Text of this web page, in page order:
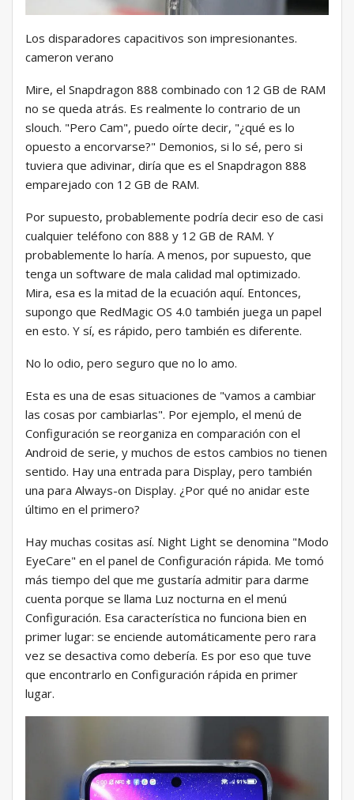
Los disparadores capacitivos son impresionantes.
cameron verano
Mire, el Snapdragon 888 combinado con 12 GB de RAM
no se queda atrás. Es realmente lo contrario de un
slouch. "Pero Cam", puedo oírte decir, "¿qué es lo
opuesto a encorvarse?" Demonios, si lo sé, pero si
tuviera que adivinar, diría que es el Snapdragon 888
emparejado con 12 GB de RAM.
Por supuesto, probablemente podría decir eso de casi
cualquier teléfono con 888 y 12 GB de RAM. Y
probablemente lo haría. A menos, por supuesto, que
tenga un software de mala calidad mal optimizado.
Mira, esa es la mitad de la ecuación aquí. Entonces,
supongo que RedMagic OS 4.0 también juega un papel
en esto. Y sí, es rápido, pero también es diferente.
No lo odio, pero seguro que no lo amo.
Esta es una de esas situaciones de "vamos a cambiar
las cosas por cambiarlas". Por ejemplo, el menú de
Configuración se reorganiza en comparación con el
Android de serie, y muchos de estos cambios no tienen
sentido. Hay una entrada para Display, pero también
una para Always-on Display. ¿Por qué no anidar este
último en el primero?
Hay muchas cositas así. Night Light se denomina "Modo
EyeCare" en el panel de Configuración rápida. Me tomó
más tiempo del que me gustaría admitir para darme
cuenta porque se llama Luz nocturna en el menú
Configuración. Esa característica no funciona bien en
primer lugar: se enciende automáticamente pero rara
vez se desactiva como debería. Es por eso que tuve
que encontrarlo en Configuración rápida en primer
lugar.